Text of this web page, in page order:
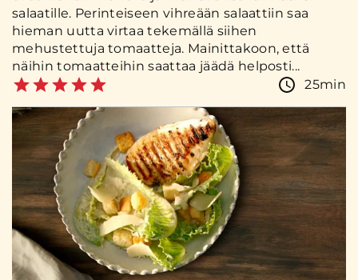
salaatille. Perinteiseen vihreään salaattiin saa
hieman uutta virtaa tekemällä siihen
mehustettuja tomaatteja. Mainittakoon, että
näihin tomaatteihin saattaa jäädä helposti...
25min